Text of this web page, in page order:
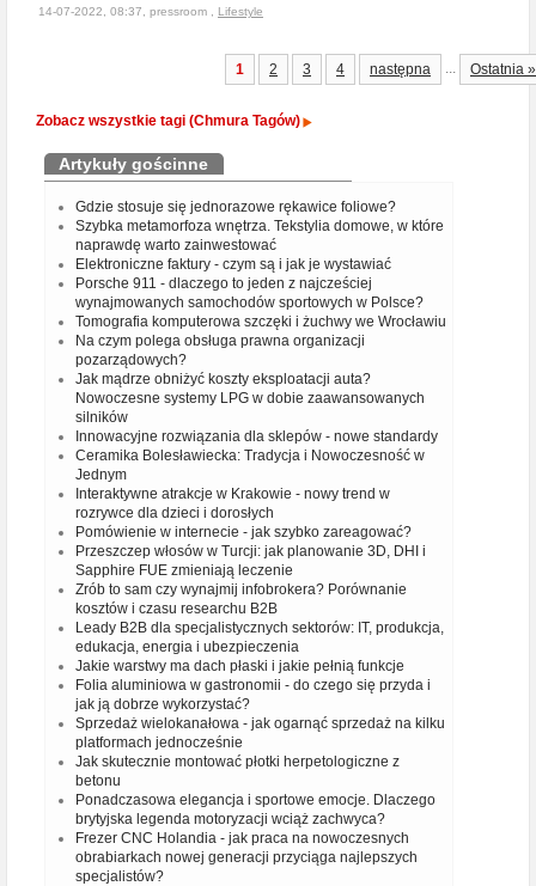
14-07-2022, 08:37, pressroom , Lifestyle
1 2 3 4 następna ... Ostatnia »
Zobacz wszystkie tagi (Chmura Tagów)
Artykuły gościnne
Gdzie stosuje się jednorazowe rękawice foliowe?
Szybka metamorfoza wnętrza. Tekstylia domowe, w które
naprawdę warto zainwestować
Elektroniczne faktury - czym są i jak je wystawiać
Porsche 911 - dlaczego to jeden z najcześciej
wynajmowanych samochodów sportowych w Polsce?
Tomografia komputerowa szczęki i żuchwy we Wrocławiu
Na czym polega obsługa prawna organizacji
pozarządowych?
Jak mądrze obniżyć koszty eksploatacji auta?
Nowoczesne systemy LPG w dobie zaawansowanych
silników
Innowacyjne rozwiązania dla sklepów - nowe standardy
Ceramika Bolesławiecka: Tradycja i Nowoczesność w
Jednym
Interaktywne atrakcje w Krakowie - nowy trend w
rozrywce dla dzieci i dorosłych
Pomówienie w internecie - jak szybko zareagować?
Przeszczep włosów w Turcji: jak planowanie 3D, DHI i
Sapphire FUE zmieniają leczenie
Zrób to sam czy wynajmij infobrokera? Porównanie
kosztów i czasu researchu B2B
Leady B2B dla specjalistycznych sektorów: IT, produkcja,
edukacja, energia i ubezpieczenia
Jakie warstwy ma dach płaski i jakie pełnią funkcje
Folia aluminiowa w gastronomii - do czego się przyda i
jak ją dobrze wykorzystać?
Sprzedaż wielokanałowa - jak ogarnąć sprzedaż na kilku
platformach jednocześnie
Jak skutecznie montować płotki herpetologiczne z
betonu
Ponadczasowa elegancja i sportowe emocje. Dlaczego
brytyjska legenda motoryzacji wciąż zachwyca?
Frezer CNC Holandia - jak praca na nowoczesnych
obrabiarkach nowej generacji przyciąga najlepszych
specjalistów?